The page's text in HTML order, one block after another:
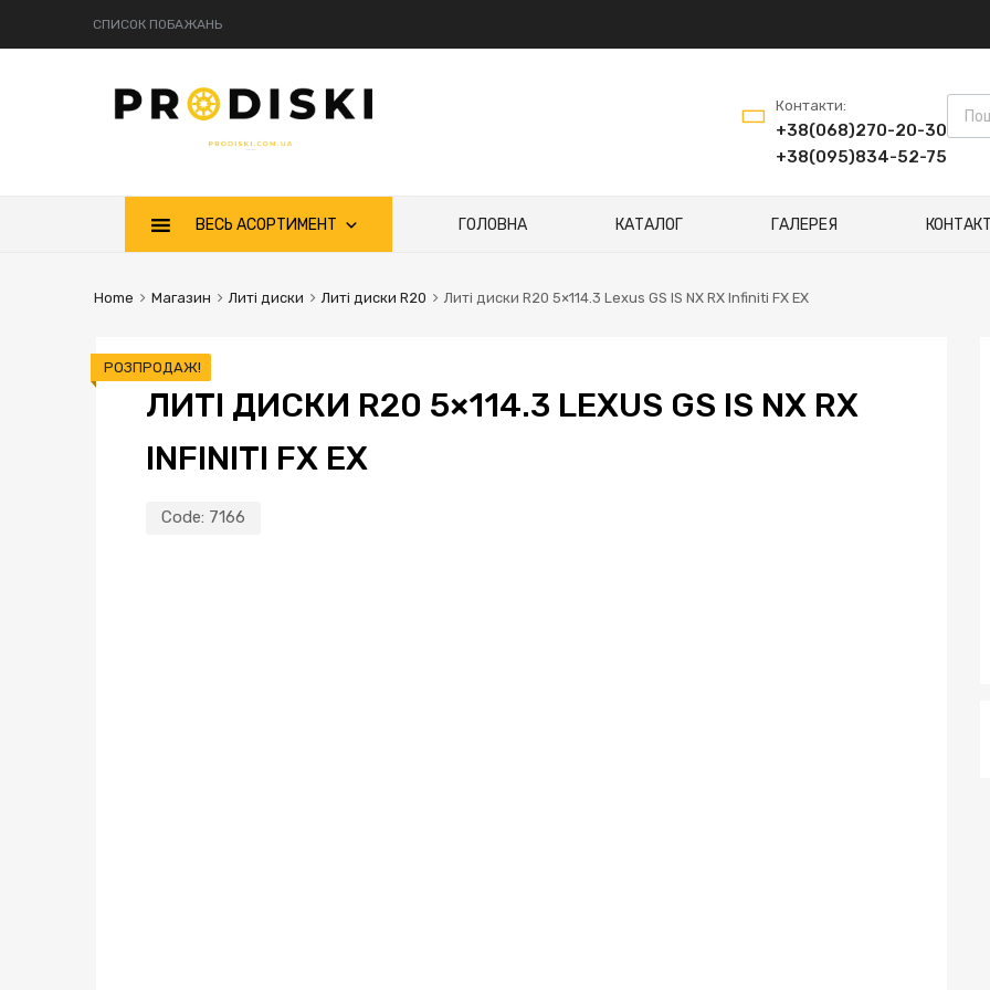
СПИСОК ПОБАЖАНЬ
Контакти:
+38(068)270-20-30
+38(095)834-52-75
ВЕСЬ АСОРТИМЕНТ ГОЛОВНА КАТАЛОГ ГАЛЕРЕЯ
Home Магазин Литі диски Литі диски R20 Литі диски R20 5×114.3 Lexus GS IS NX RX Infiniti FX EX
ЛИТІ ДИСКИ R20 5×114.3 LEXUS GS IS NX RX
INFINITI FX EX
Code: 7166
РОЗПРОДАЖ!